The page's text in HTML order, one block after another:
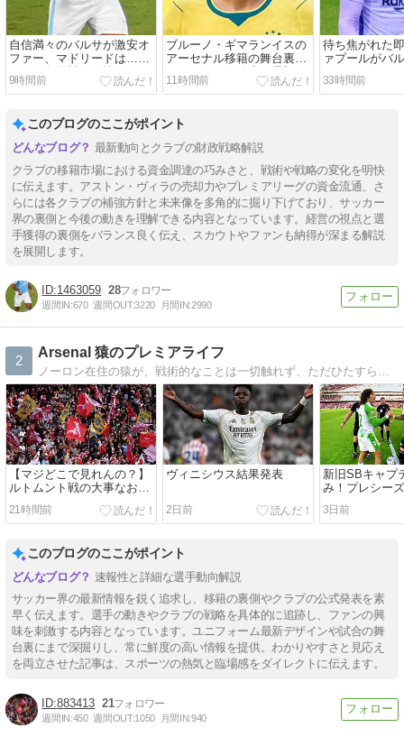
自信満々のバルサが激安オ
ファー、マドリードは…！
ロドリ争奪戦を目論んだマ
ン・シティの誤算。
9時間前
ブルーノ・ギマランイスの
アーセナル移籍の舞台裏。
メロドラマの結末は最初か
ら決まっていた…！
11時間前
待ち焦がれた
ァプールがバ
ナウド・アラ
で獲得！
33時間前
このブログのここがポイント
最新動向とクラブの財政戦略解説
クラブの移籍市場における資金調達の巧みさと、戦術や戦略の変化を明快
に伝えます。アストン・ヴィラの売却力やプレミアリーグの資金流通、さ
らには各クラブの補強方針と未来像を多角的に掘り下げており、サッカー
界の裏側と今後の動きを理解できる内容となっています。経営の視点と選
手獲得の裏側をバランス良く伝え、スカウトやファンも納得が深まる解説
を展開します。
1463059 28
週間IN:670 週間OUT:3220 月間IN:2990
2
Arsenal 猿のプレミアライフ
ノーロン在住の猿が、戦術的なことは一切触れず、ただひたすら勢いだけでアーセナルについて書いていくblog。
【マジどこで見れんの？】
ルトムント戦の大事なお知
らせ
21時間前
ヴィニシウス結果発表
2日前
新旧SBキャプ
み！プレシー
ジェリンダー
3日前
このブログのここがポイント
速報性と詳細な選手動向解説
サッカー界の最新情報を鋭く追求し、移籍の裏側やクラブの公式発表を素
早く伝えます。選手の動きやクラブの戦略を具体的に追跡し、ファンの興
味を刺激する内容となっています。ユニフォーム最新デザインや試合の舞
台裏にまで深掘りし、常に鮮度の高い情報を提供。わかりやすさと見応え
を両立させた記事は、スポーツの熱気と臨場感をダイレクトに伝えます。
883413 21
週間IN:450 週間OUT:1050 月間IN:940